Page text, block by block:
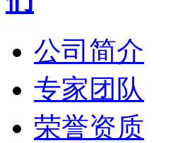
公司简介
专家团队
荣誉资质